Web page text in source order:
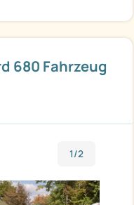
680 Fahrzeug
1/2